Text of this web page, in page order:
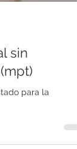
sin
para la